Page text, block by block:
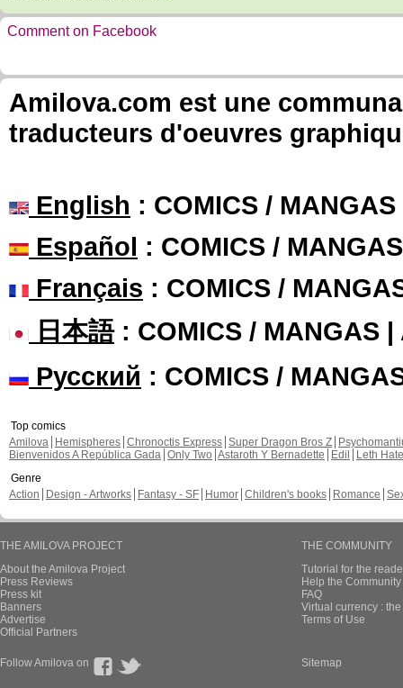
Comment on Facebook
Amilova.com est une
traducteurs d'oeuvres
English : COMICS /
Español : COMICS /
Français : COMICS /
日本語: COMICS / MANGAS |
Русский : COMICS /
Top comics
Amilova
Hemispheres Chronoctis Express Super Dragon Bros Z
Bienvenidos A República Gada Only Two Astaroth Y Bernadette Edil
Leth Hate
Genre
Action
Design - Artworks Fantasy - SF Humor Children's books Romance
THE AMILOVA PROJECT
About the Amilova Project
Press Reviews
Press kit
Banners
Advertise
Official Partners
THE COMMUNITY
Tutorial for the
Help the
FAQ
Virtual currency :
Terms of Use
Follow Amilova on Sitemap